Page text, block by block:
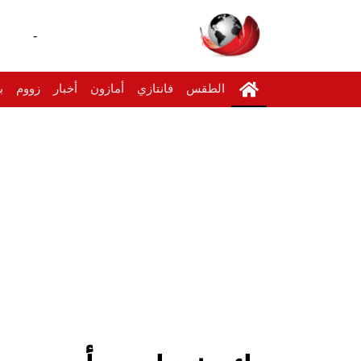
-
الطقس فانتازي أمازون أخبار زووم